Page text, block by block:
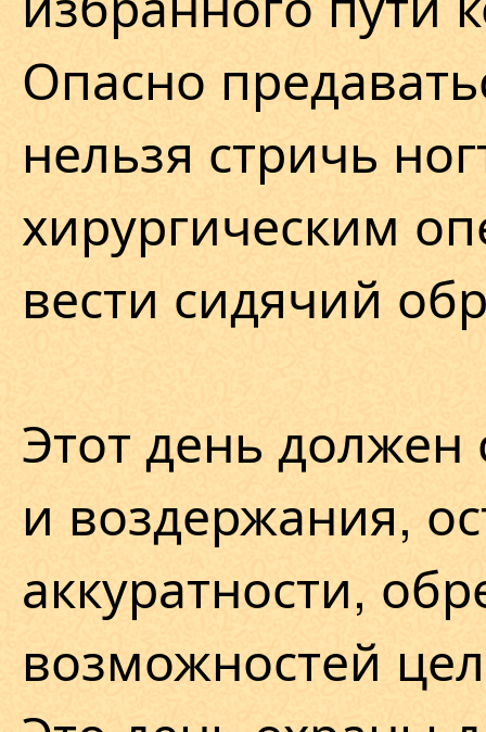
Опасно
нельзя стричь
хирургическим
вести сидячий
Этот день должен
и воздержания,
аккуратности,
возможностей